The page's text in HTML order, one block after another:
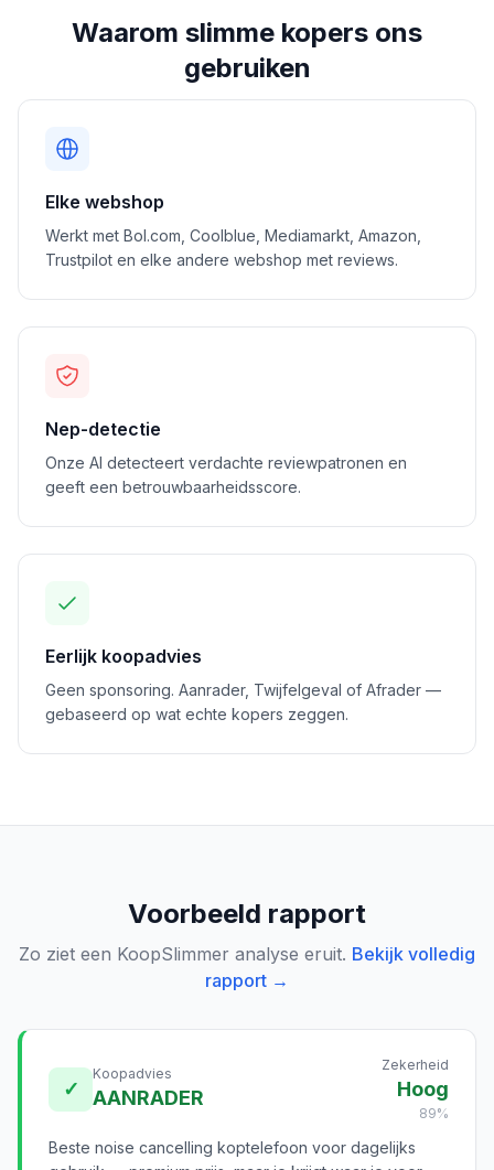
Waarom slimme kopers ons
gebruiken
Elke webshop
Werkt met Bol.com, Coolblue, Mediamarkt, Amazon,
Trustpilot en elke andere webshop met reviews.
Nep-detectie
Onze AI detecteert verdachte reviewpatronen en
geeft een betrouwbaarheidsscore.
Eerlijk koopadvies
Geen sponsoring. Aanrader, Twijfelgeval of Afrader —
gebaseerd op wat echte kopers zeggen.
Voorbeeld rapport
Zo ziet een KoopSlimmer analyse eruit. Bekijk volledig
rapport →
✓
Koopadvies
AANRADER
Zekerheid
Hoog
89%
Beste noise cancelling koptelefoon voor dagelijks